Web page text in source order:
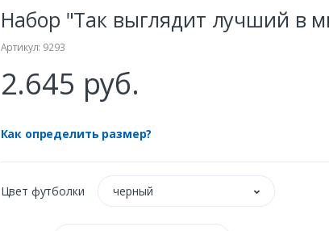
Набор "Так выглядит лучший в
Артикул: 9293
2.645 руб.
Как определить размер?
Цвет футболки черный